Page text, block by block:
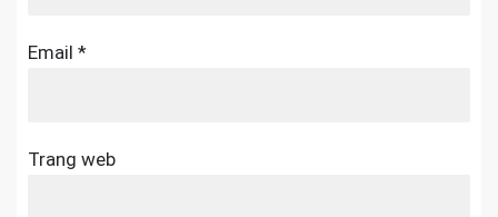
Email *
Trang web